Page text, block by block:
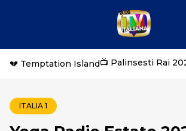
💔 Temptation Island📺 Palinsesti Rai
ITALIA 1